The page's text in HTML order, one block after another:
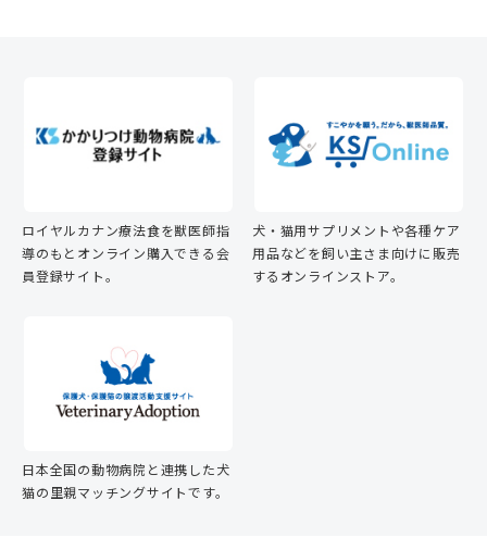
ロイヤルカナン療法食を獣医師指
導のもとオンライン購入できる会
員登録サイト。
犬・猫用サプリメントや各種ケア
用品などを飼い主さま向けに販売
するオンラインストア。
日本全国の動物病院と連携した犬
猫の里親マッチングサイトです。